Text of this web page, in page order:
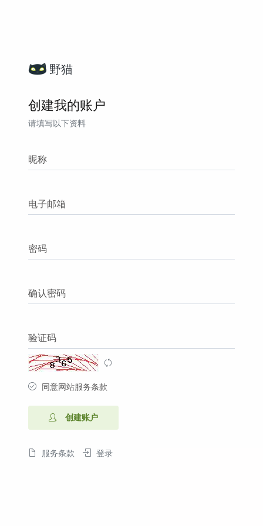
野猫
创建我的账户
请填写以下资料
昵称
电子邮箱
密码
确认密码
验证码
同意网站服务条款
创建账户
服务条款 登录